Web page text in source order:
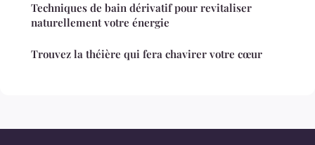
Techniques de bain dérivatif pour revitaliser
naturellement votre énergie
Trouvez la théière qui fera chavirer votre cœur